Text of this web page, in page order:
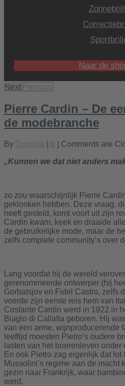
Naar de
Next Previous
Pierre Cardin – De
de modebranche
By Dominik b Comments are
„Kunnen we dat niet anders
zo zou waarschijnlijk Pierre
geklonken hebben. Deze vraag,
heeft gesteld, komt voort uit zijn
Cardin kwam, keek en draaide
de gebruikelijke mode, maar de
zelfs complete community‘s over
Lang voordat hij de wereld
gerenommeerde ontwerper (hij
Gorbatsjov en Fidel Castro, zelfs
voerde zijn eerste reis hem van
Costante Cardin werd in 1922 in
Biagio di Callalta geboren. Hij
van een arme, wijnproducerende
leeftijd moesten Pietro’s oudere
lasten van het boerenleven
En ook Pietro zag eigenlijk dat lot
Mussolini’s regime aan de macht
gezin naar Frankrijk, waar
werd.